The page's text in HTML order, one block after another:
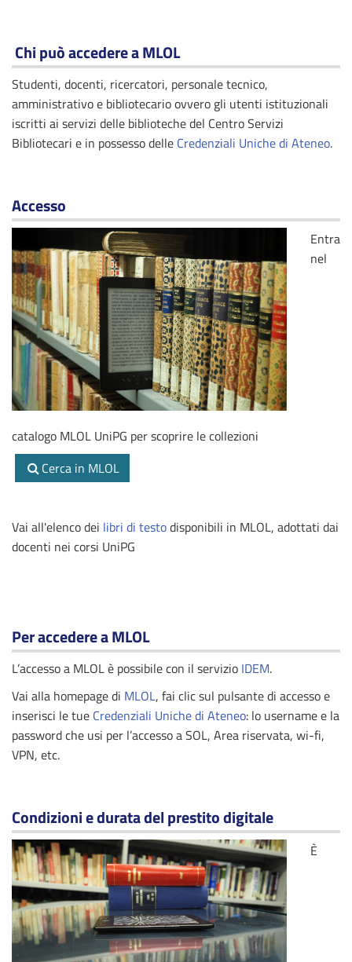
Chi può accedere a MLOL
Studenti, docenti, ricercatori, personale tecnico,
amministrativo e bibliotecario ovvero gli utenti istituzionali
iscritti ai servizi delle biblioteche del Centro Servizi
Bibliotecari e in possesso delle Credenziali Uniche di Ateneo.
Accesso
Entra
nel
catalogo MLOL UniPG per scoprire le collezioni
Cerca in MLOL
Vai all'elenco dei libri di testodisponibili in MLOL, adottati dai
docenti nei corsi UniPG
Per accedere a MLOL
L’accesso a MLOL è possibile con il servizio IDEM.
Vai alla homepage di MLOL, fai clic sul pulsante di accesso e
inserisci le tue Credenziali Uniche di Ateneo: lo username e la
password che usi per l’accesso a SOL, Area riservata, wi-fi,
VPN, etc.
Condizioni e durata del prestito digitale
È